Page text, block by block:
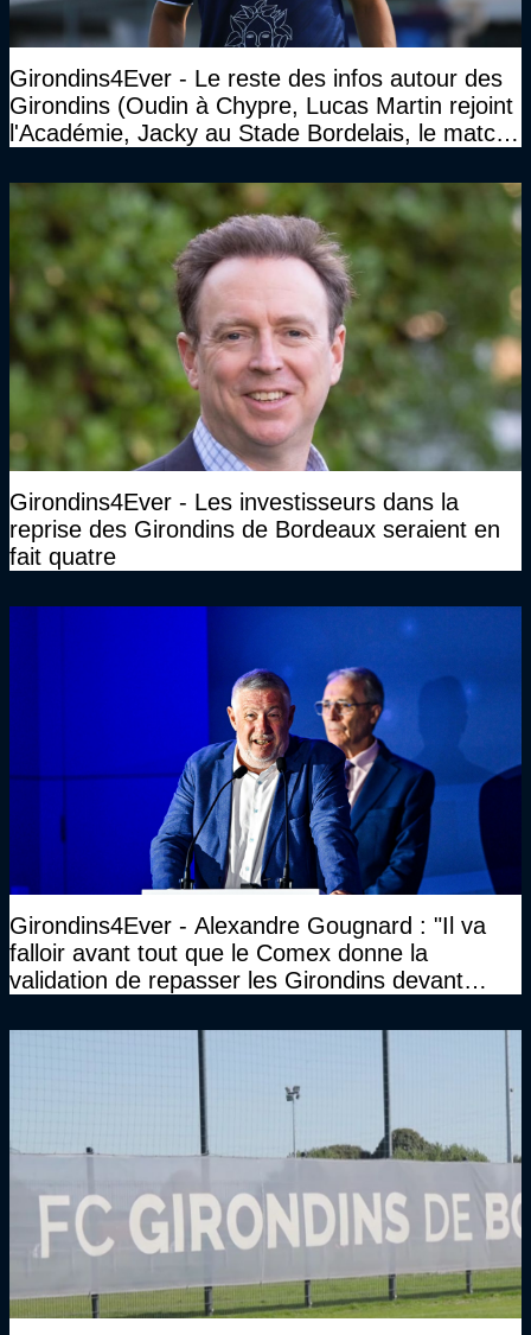
Girondins4Ever - Le reste des infos autour des
Girondins (Oudin à Chypre, Lucas Martin rejoint
l'Académie, Jacky au Stade Bordelais, le match
Girondins4Ever - Les investisseurs dans la
reprise des Girondins de Bordeaux seraient en
fait quatre
Girondins4Ever - Alexandre Gougnard : "Il va
falloir avant tout que le Comex donne la
validation de repasser les Girondins devant